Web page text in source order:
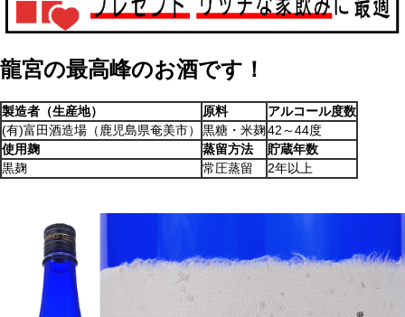
龍宮の最高峰のお酒です！
製造者（生産地） 原料
アルコール度数
(有)富田酒造場（鹿児島県奄美市）
黒糖・米麹42～44度
使用麹
蒸留方法
貯蔵年数
黒麹
常圧蒸留 2年以上